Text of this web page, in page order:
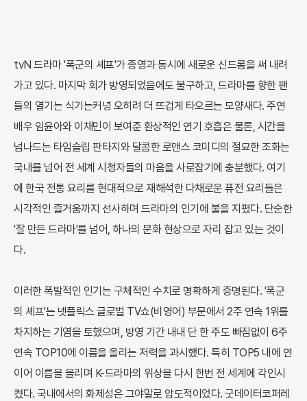
tvN 드라마 '폭군의 셰프'가 종영과 동시에 새로운 신드롬을 써 내려
가고 있다. 마지막 회가 방영되었음에도 불구하고, 드라마를 향한 팬
들의 열기는 식기는커녕 오히려 더 뜨겁게 타오르는 모양새다. 주연
배우 임윤아와 이채민이 보여준 환상적인 연기 호흡은 물론, 시간을
넘나드는 타임슬립 판타지와 달콤한 로맨스 코미디의 절묘한 조화는
국내를 넘어 전 세계 시청자들의 마음을 사로잡기에 충분했다. 여기
에 한국 전통 요리를 현대적으로 재해석한 다채로운 퓨전 요리들은
시각적인 즐거움까지 선사하며 드라마의 인기에 불을 지폈다. 단순한
'잘 만든 드라마'를 넘어, 하나의 문화 현상으로 자리 잡고 있는 것이
다.
이러한 폭발적인 인기는 구체적인 수치로 명확하게 증명된다. '폭군
의 셰프'는 넷플릭스 글로벌 TV쇼(비영어) 부문에서 2주 연속 1위를
차지하는 기염을 토했으며, 방영 기간 내내 단 한 주도 빠짐없이 6주
연속 TOP10에 이름을 올리는 저력을 과시했다. 특히 TOP5 내에 연
이어 이름을 올리며 K-드라마의 위상을 다시 한번 전 세계에 각인시
켰다. 국내에서의 화제성은 그야말로 압도적이었다. 굿데이터코퍼레